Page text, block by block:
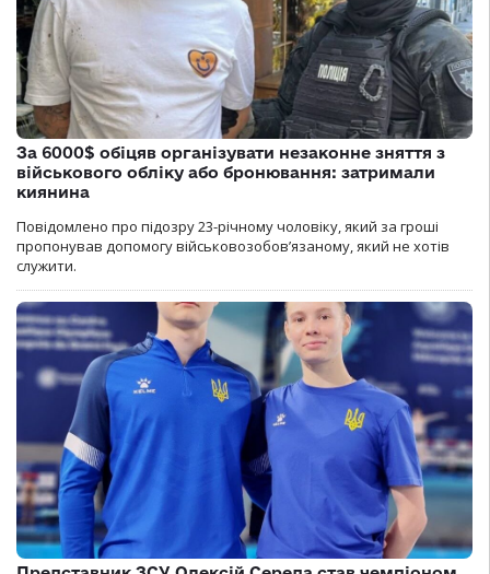
За 6000$ обіцяв організувати незаконне зняття з
військового обліку або бронювання: затримали
киянина
Повідомлено про підозру 23-річному чоловіку, який за гроші
пропонував допомогу військовозобов’язаному, який не хотів
служити.